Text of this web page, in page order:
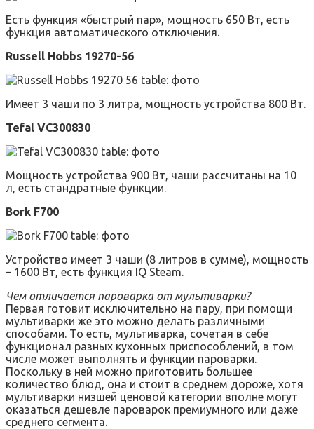
Есть функция «быстрый пар», мощность 650 Вт, есть
функция автоматического отключения.
Russell Hobbs 19270-56
Имеет 3 чаши по 3 литра, мощность устройства 800 Вт.
Tefal VC300830
Мощность устройства 900 Вт, чаши рассчитаны на 10
л, есть стандратные функции.
Bork F700
Устройство имеет 3 чаши (8 литров в сумме), мощность
– 1600 Вт, есть функция IQ Steam.
Чем отличается пароварка от мультиварки?
Первая готовит исключительно на пару, при помощи
мультиварки же это можно делать различными
способами. То есть, мультиварка, сочетая в себе
функционал разных кухонных приспособлений, в том
числе может выполнять и функции пароварки.
Поскольку в ней можно приготовить большее
количество блюд, она и стоит в среднем дороже, хотя
мультиварки низшей ценовой категории вполне могут
оказаться дешевле пароварок премиумного или даже
среднего сегмента.